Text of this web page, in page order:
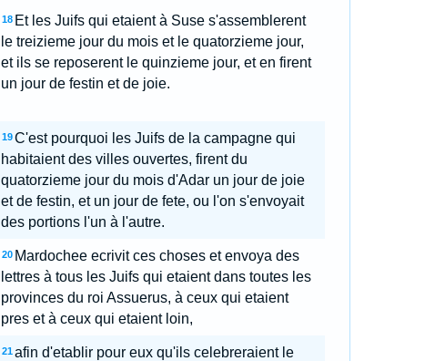
18 Et les Juifs qui etaient à Suse s'assemblerent
le treizieme jour du mois et le quatorzieme jour,
et ils se reposerent le quinzieme jour, et en firent
un jour de festin et de joie.
19 C'est pourquoi les Juifs de la campagne qui
habitaient des villes ouvertes, firent du
quatorzieme jour du mois d'Adar un jour de joie
et de festin, et un jour de fete, ou l'on s'envoyait
des portions l'un à l'autre.
20 Mardochee ecrivit ces choses et envoya des
lettres à tous les Juifs qui etaient dans toutes les
provinces du roi Assuerus, à ceux qui etaient
pres et à ceux qui etaient loin,
21 afin d'etablir pour eux qu'ils celebreraient le